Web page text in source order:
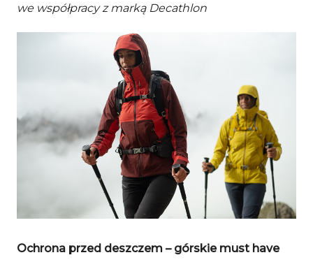
we współpracy z marką Decathlon
Ochrona przed deszczem – górskie must have